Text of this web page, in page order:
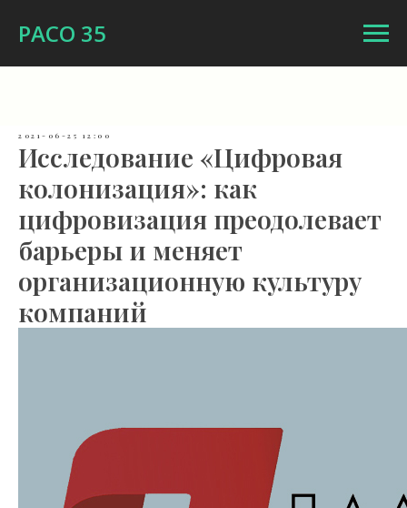
РАСО 35
2021-06-25 12:00
Исследование «Цифровая
колонизация»: как
цифровизация преодолевает
барьеры и меняет
организационную культуру
компаний